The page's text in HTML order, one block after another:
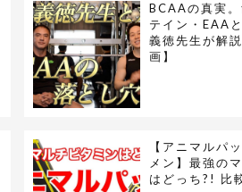
BCAAの真実
テイン・EAA
義徳先生が解
画】
【アニマルパ
メン】最強の
はどっち?! 比